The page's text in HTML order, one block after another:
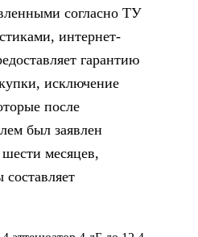
согласно ТУ
интернет-
гарантию
исключение
после
был заявлен
месяцев,
составляет